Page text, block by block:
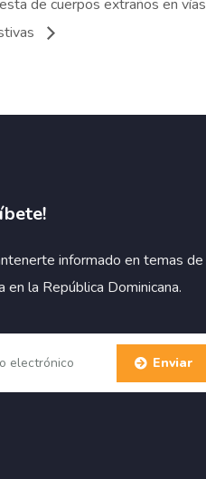
de cuerpos extraños en vías
informado en temas de
en la República Dominicana.